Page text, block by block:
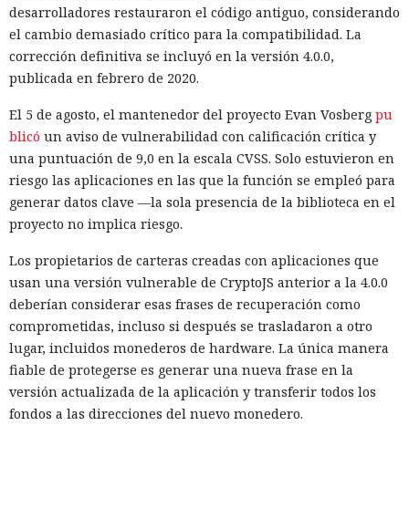
desarrolladores restauraron el código antiguo, considerando
el cambio demasiado crítico para la compatibilidad. La
corrección definitiva se incluyó en la versión 4.0.0,
publicada en febrero de 2020.
El 5 de agosto, el mantenedor del proyecto Evan Vosberg pu
blicó un aviso de vulnerabilidad con calificación crítica y
una puntuación de 9,0 en la escala CVSS. Solo estuvieron en
riesgo las aplicaciones en las que la función se empleó para
generar datos clave —la sola presencia de la biblioteca en el
proyecto no implica riesgo.
Los propietarios de carteras creadas con aplicaciones que
usan una versión vulnerable de CryptoJS anterior a la 4.0.0
deberían considerar esas frases de recuperación como
comprometidas, incluso si después se trasladaron a otro
lugar, incluidos monederos de hardware. La única manera
fiable de protegerse es generar una nueva frase en la
versión actualizada de la aplicación y transferir todos los
fondos a las direcciones del nuevo monedero.